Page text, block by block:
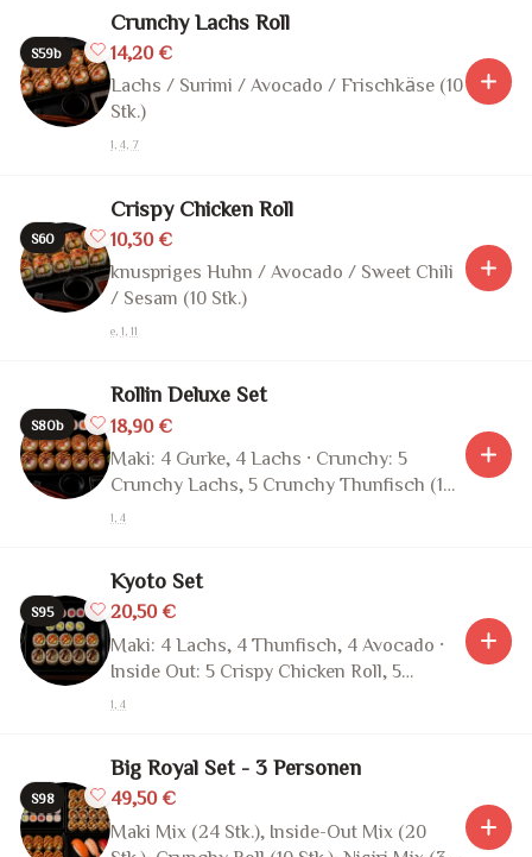
S59b
Crunchy Lachs Roll
14,20 €
Lachs / Surimi / Avocado / Frischkäse (10
Stk.)
1, 4, 7
S60
Crispy Chicken Roll
10,30 €
knuspriges Huhn / Avocado / Sweet Chili
/ Sesam (10 Stk.)
e, 1, 11
S80b
Rollin Deluxe Set
18,90 €
Maki: 4 Gurke, 4 Lachs · Crunchy: 5
Crunchy Lachs, 5 Crunchy Thunfisch (18
Stk.)
1, 4
S95
Kyoto Set
20,50 €
Maki: 4 Lachs, 4 Thunfisch, 4 Avocado ·
Inside Out: 5 Crispy Chicken Roll, 5
Teriyaki Duck (22 Stk.)
1, 4
S98
Big Royal Set - 3 Personen
49,50 €
Maki Mix (24 Stk.), Inside-Out Mix (20